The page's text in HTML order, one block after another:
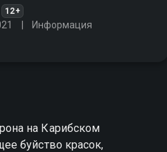
12+
Информация
на Карибском
буйство красок,